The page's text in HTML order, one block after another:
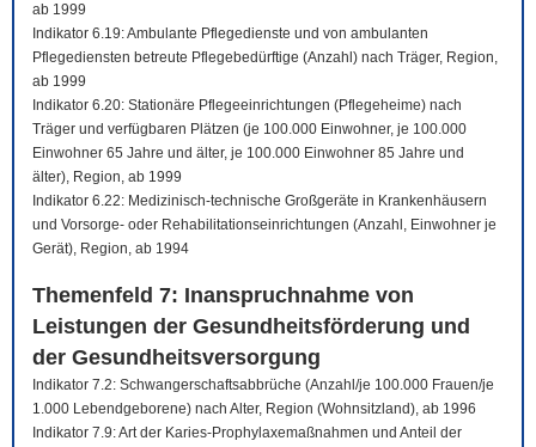
ab 1999
Indikator 6.19: Ambulante Pflegedienste und von ambulanten
Pflegediensten betreute Pflegebedürftige (Anzahl) nach Träger, Region,
ab 1999
Indikator 6.20: Stationäre Pflegeeinrichtungen (Pflegeheime) nach
Träger und verfügbaren Plätzen (je 100.000 Einwohner, je 100.000
Einwohner 65 Jahre und älter, je 100.000 Einwohner 85 Jahre und
älter), Region, ab 1999
Indikator 6.22: Medizinisch-technische Großgeräte in Krankenhäusern
und Vorsorge- oder Rehabilitationseinrichtungen (Anzahl, Einwohner je
Gerät), Region, ab 1994
Themenfeld 7: Inanspruchnahme von
Leistungen der Gesundheitsförderung und
der Gesundheitsversorgung
Indikator 7.2: Schwangerschaftsabbrüche (Anzahl/je 100.000 Frauen/je
1.000 Lebendgeborene) nach Alter, Region (Wohnsitzland), ab 1996
Indikator 7.9: Art der Karies-Prophylaxemaßnahmen und Anteil der